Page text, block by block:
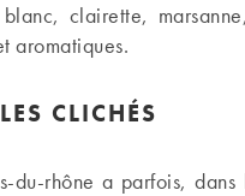
clairette,
aromatiques.
CLICHÉS
du-rhône a parfois,